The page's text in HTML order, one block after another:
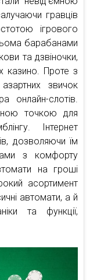
гравців
ігрового
барабанами
та дзвіночки,
казино. Проте з
звичок
онлайн-слотів.
точкою для
Інтернет
дозволяючи їм
з комфорту
на гроші
асортимент
автомати, а й
та функції,